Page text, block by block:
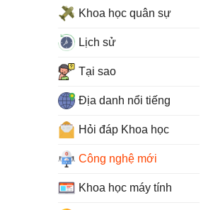
Khoa học quân sự
Lịch sử
Tại sao
Địa danh nổi tiếng
Hỏi đáp Khoa học
Công nghệ mới
Khoa học máy tính